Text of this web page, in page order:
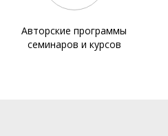
Авторские программы
семинаров и курсов